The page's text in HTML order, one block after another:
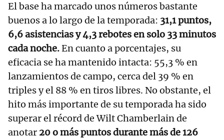
El base ha marcado unos números bastante
buenos a lo largo de la temporada: 31,1 puntos,
6,6 asistencias y 4,3 rebotes en solo 33 minutos
cada noche.En cuanto a porcentajes, su
eficacia se ha mantenido intacta: 55,3 % en
lanzamientos de campo, cerca del 39 % en
triples y el 88 % en tiros libres. No obstante, el
hito más importante de su temporada ha sido
superar el récord de Wilt Chamberlain de
anotar 20 o más puntos durante más de 126